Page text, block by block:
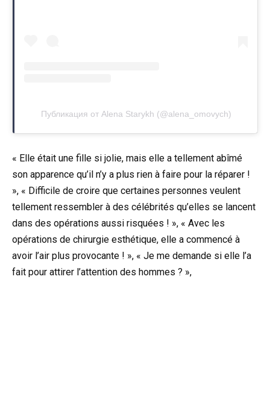
Публикация от Alena Starykh (@alena_omovych)
« Elle était une fille si jolie, mais elle a tellement abîmé
son apparence qu’il n’y a plus rien à faire pour la réparer !
», « Difficile de croire que certaines personnes veulent
tellement ressembler à des célébrités qu’elles se lancent
dans des opérations aussi risquées ! », « Avec les
opérations de chirurgie esthétique, elle a commencé à
avoir l’air plus provocante ! », « Je me demande si elle l’a
fait pour attirer l’attention des hommes ? »,